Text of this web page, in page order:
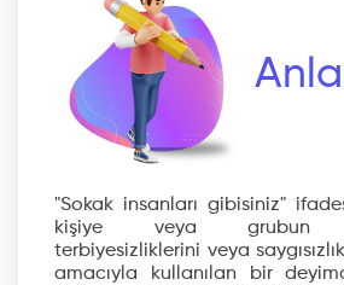
"Sokak insanları gibisiniz"
kişiye veya grubun
terbiyesizliklerini veya
amacıyla kullanılan bir